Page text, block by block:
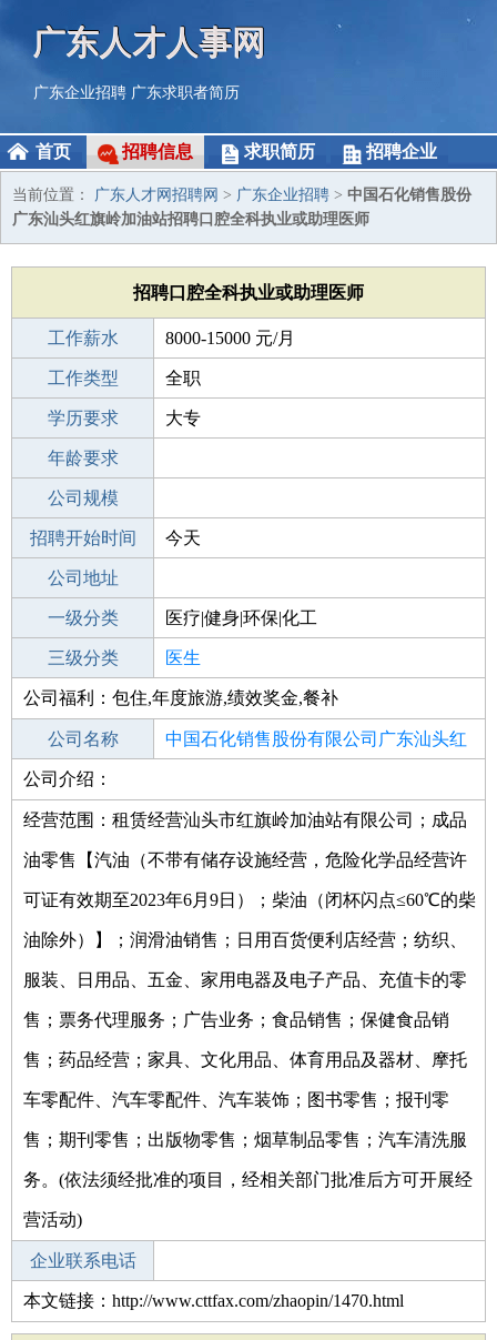
广东人才人事网
广东企业招聘 广东求职者简历
首页 招聘信息 求职简历 招聘企业
当前位置： 广东人才网招聘网 > 广东企业招聘 > 中国石化销售股份
广东汕头红旗岭加油站招聘口腔全科执业或助理医师
招聘口腔全科执业或助理医师
工作薪水 8000-15000 元/月
招聘人数 1人
工作类型 全职
性别要求 -
学历要求 大专
工作经验
年龄要求
工作地点
公司规模
公司电话
招聘开始时间 今天
招聘结束时间
公司地址
一级分类 医疗|健身|环保|化工
二级分类 医疗/护理
三级分类 医生
其他行业 制药/生物工程/医护
公司福利：包住,年度旅游,绩效奖金,餐补
公司名称 中国石化销售股份有限公司广东汕头红
公司类型
公司介绍：
经营范围：租赁经营汕头市红旗岭加油站有限公司；成品
油零售【汽油（不带有储存设施经营，危险化学品经营许
可证有效期至2023年6月9日）；柴油（闭杯闪点≤60℃的柴
油除外）】；润滑油销售；日用百货便利店经营；纺织、
服装、日用品、五金、家用电器及电子产品、充值卡的零
售；票务代理服务；广告业务；食品销售；保健食品销
售；药品经营；家具、文化用品、体育用品及器材、摩托
车零配件、汽车零配件、汽车装饰；图书零售；报刊零
售；期刊零售；出版物零售；烟草制品零售；汽车清洗服
务。(依法须经批准的项目，经相关部门批准后方可开展经
营活动)
企业联系电话
本文链接：http://www.cttfax.com/zhaopin/1470.html